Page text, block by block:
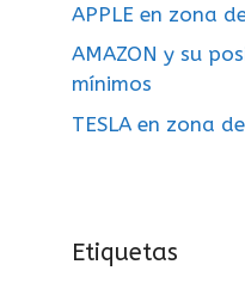
APPLE en zona
AMAZON y su
mínimos
TESLA en zona
Etiquetas